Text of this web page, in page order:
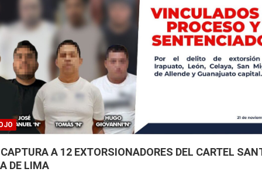
A 12 EXTORSIONADORES DEL CARTEL
DE LIMA